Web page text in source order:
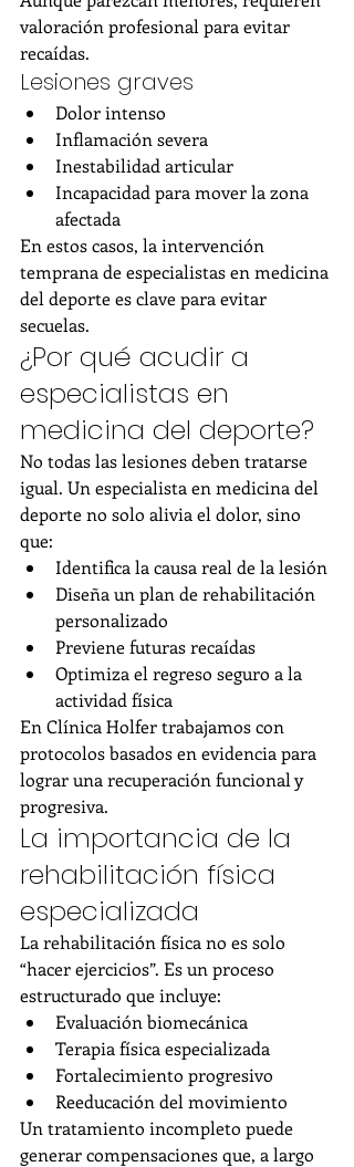
valoración profesional para evitar
recaídas.
Lesiones graves
Dolor intenso
Inflamación severa
Inestabilidad articular
Incapacidad para mover la zona
afectada
En estos casos, la intervención
temprana de especialistas en medicina
del deporte es clave para evitar
secuelas.
¿Por qué acudir a
especialistas en
medicina del deporte?
No todas las lesiones deben tratarse
igual. Un especialista en medicina del
deporte no solo alivia el dolor, sino
que:
Identifica la causa real de la lesión
Diseña un plan de rehabilitación
personalizado
Previene futuras recaídas
Optimiza el regreso seguro a la
actividad física
En Clínica Holfer trabajamos con
protocolos basados en evidencia para
lograr una recuperación funcional y
progresiva.
La importancia de la
rehabilitación física
especializada
La rehabilitación física no es solo
“hacer ejercicios”. Es un proceso
estructurado que incluye:
Evaluación biomecánica
Terapia física especializada
Fortalecimiento progresivo
Reeducación del movimiento
Un tratamiento incompleto puede
generar compensaciones que, a largo